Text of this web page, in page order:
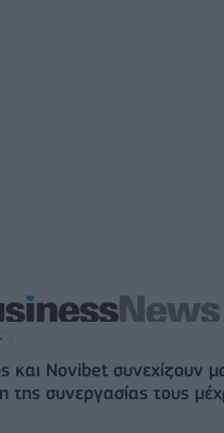
και Novibet συνεχίζουν
της συνεργασίας τους